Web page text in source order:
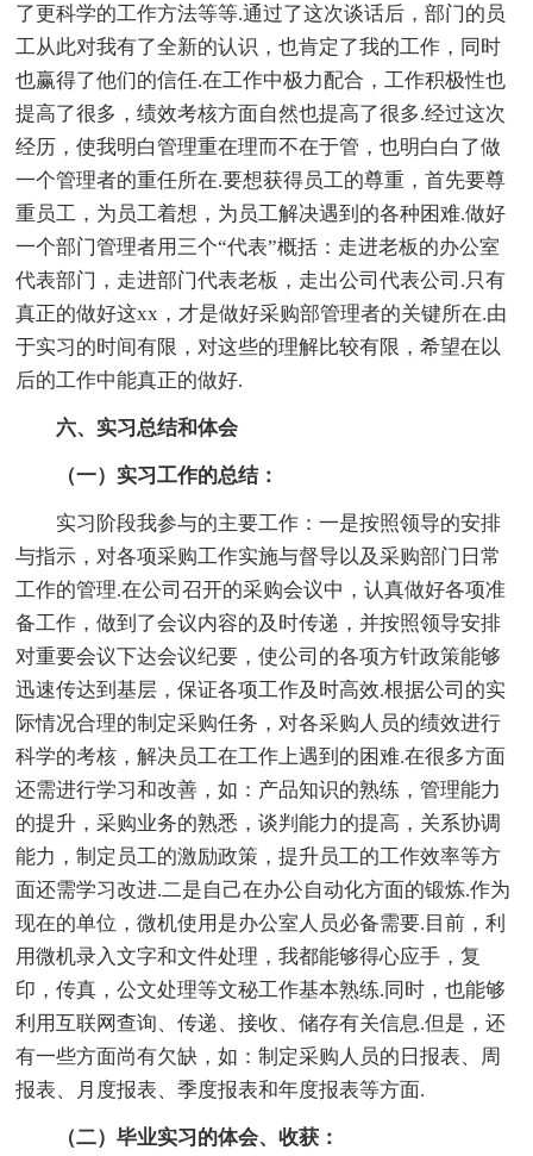
了更科学的工作方法等等.通过了这次谈话后，部门的员
工从此对我有了全新的认识，也肯定了我的工作，同时
也赢得了他们的信任.在工作中极力配合，工作积极性也
提高了很多，绩效考核方面自然也提高了很多.经过这次
经历，使我明白管理重在理而不在于管，也明白白了做
一个管理者的重任所在.要想获得员工的尊重，首先要尊
重员工，为员工着想，为员工解决遇到的各种困难.做好
一个部门管理者用三个“代表”概括：走进老板的办公室
代表部门，走进部门代表老板，走出公司代表公司.只有
真正的做好这xx，才是做好采购部管理者的关键所在.由
于实习的时间有限，对这些的理解比较有限，希望在以
后的工作中能真正的做好.
六、实习总结和体会
（一）实习工作的总结：
实习阶段我参与的主要工作：一是按照领导的安排
与指示，对各项采购工作实施与督导以及采购部门日常
工作的管理.在公司召开的采购会议中，认真做好各项准
备工作，做到了会议内容的及时传递，并按照领导安排
对重要会议下达会议纪要，使公司的各项方针政策能够
迅速传达到基层，保证各项工作及时高效.根据公司的实
际情况合理的制定采购任务，对各采购人员的绩效进行
科学的考核，解决员工在工作上遇到的困难.在很多方面
还需进行学习和改善，如：产品知识的熟练，管理能力
的提升，采购业务的熟悉，谈判能力的提高，关系协调
能力，制定员工的激励政策，提升员工的工作效率等方
面还需学习改进.二是自己在办公自动化方面的锻炼.作为
现在的单位，微机使用是办公室人员必备需要.目前，利
用微机录入文字和文件处理，我都能够得心应手，复
印，传真，公文处理等文秘工作基本熟练.同时，也能够
利用互联网查询、传递、接收、储存有关信息.但是，还
有一些方面尚有欠缺，如：制定采购人员的日报表、周
报表、月度报表、季度报表和年度报表等方面.
（二）毕业实习的体会、收获：